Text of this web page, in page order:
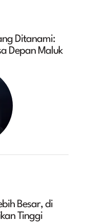
Ditanami:
Depan Maluk
Besar, di
Tinggi